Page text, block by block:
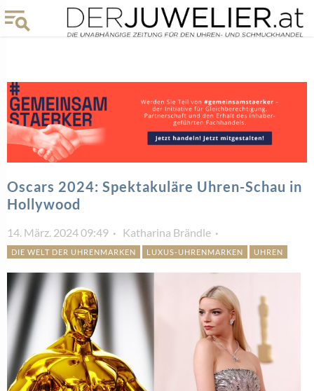
Oscars 2024: Spektakuläre Uhren-Schau in
Hollywood
14. März. 2024 09:49 Katharina Brändle
DIE WELT DER UHRENMARKEN LUXUS-UHRENMARKEN UHREN